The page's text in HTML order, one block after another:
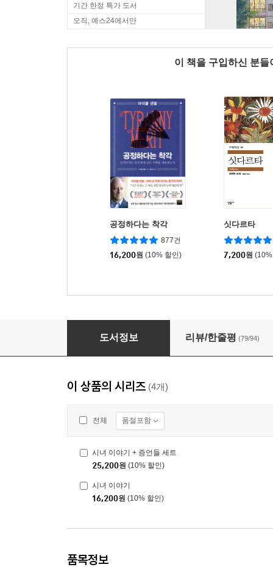
기간 한정 특가 도서
오직, 예스24에서만
이 책을 구입하신 분
공정하다는 착각
877건
16,200원 (10% 할인)
싯다르타
7,200원
도서정보 리뷰/한줄평 (79/94)
이 상품의 시리즈 (4개)
전체 품절포함
시녀 이야기 + 증언들 세트
25,200원 (10% 할인)
시녀 이야기
16,200원 (10% 할인)
품목정보